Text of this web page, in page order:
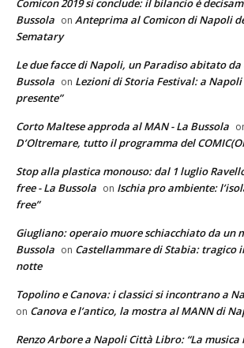
Comicon 2019 si conclude: il bilancio è
Bussola on Anteprima al Comicon di Napoli
Sematary
Le due facce di Napoli, un Paradiso abitato
Bussola on Lezioni di Storia Festival: a Napoli
presente”
Corto Maltese approda al MAN - La Bussola
D’Oltremare, tutto il programma del
Stop alla plastica monouso: dal 1 luglio
free - La Bussola on Ischia pro ambiente:
free”
Giugliano: operaio muore schiacchiato da un
Bussola on Castellammare di Stabia: tragico
notte
Topolino e Canova: i classici si incontrano a
on Canova e l’antico, la mostra al MANN di
Renzo Arbore a Napoli Città Libro: “La